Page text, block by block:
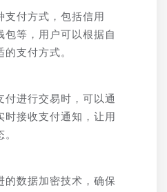
支付方式，包括信用
包等，用户可以根据自
支付方式。
付进行交易时，可以通
时接收支付通知，让用
的数据加密技术，确保